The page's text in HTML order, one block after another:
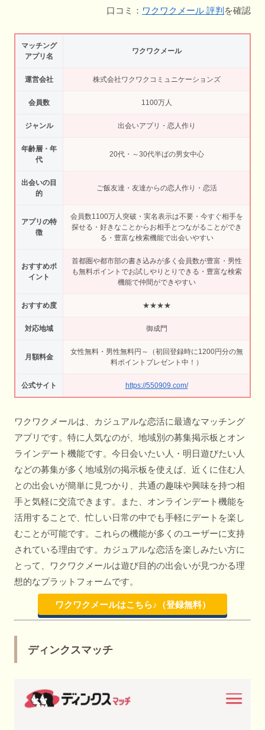
口コミ： ワクワクメール 評判 を確認
マッチング
アプリ名
ワクワクメール
運営会社 株式会社ワクワクコミュニケーションズ
会員数 1100万人
ジャンル 出会いアプリ・恋人作り
年齢層・年
代
20代・～30代半ばの男女中心
出会いの目
的
ご飯友達・友達からの恋人作り・恋活
アプリの特
徴
会員数1100万人突破・実名表示は不要・今すぐ相手を
探せる・好きなことからお相手とつながることができ
る・豊富な検索機能で出会いやすい
おすすめポ
イント
首都圏や都市部の書き込みが多く会員数が豊富・男性
も無料ポイントでお試しやりとりできる・豊富な検索
機能で仲間ができやすい
おすすめ度 ★★★★
対応地域 御成門
月額料金
女性無料・男性無料円～（初回登録時に1200円分の無
料ポイントプレゼント中！）
公式サイト https://550909.com/
ワクワクメールは、カジュアルな恋活に最適なマッチング
アプリです。特に人気なのが、地域別の募集掲示板とオン
ラインデート機能です。今日会いたい人・明日遊びたい人
などの募集が多く地域別の掲示板を使えば、近くに住む人
との出会いが簡単に見つかり、共通の趣味や興味を持つ相
手と気軽に交流できます。また、オンラインデート機能を
活用することで、忙しい日常の中でも手軽にデートを楽し
むことが可能です。これらの機能が多くのユーザーに支持
されている理由です。カジュアルな恋活を楽しみたい方に
とって、ワクワクメールは遊び目的の出会いが見つかる理
想的なプラットフォームです。
ワクワクメールはこちら♪（登録無料）
ディンクスマッチ